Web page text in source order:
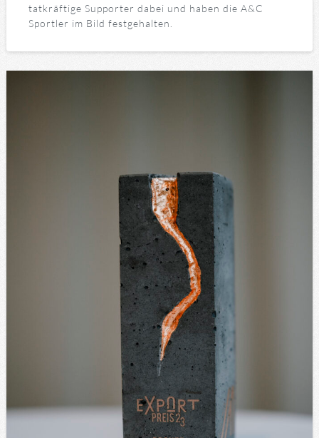
tatkräftige Supporter dabei und haben die A&C
Sportler im Bild festgehalten.